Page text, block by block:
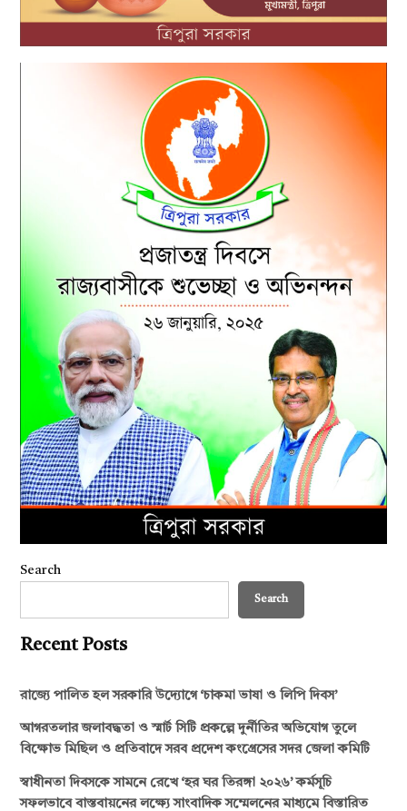
Search
Search
Recent Posts
রাজ্যে পালিত হল সরকারি উদ্যোগে ‘চাকমা ভাষা ও লিপি দিবস’
আগরতলার জলাবদ্ধতা ও স্মার্ট সিটি প্রকল্পে দুর্নীতির অভিযোগ তুলে
বিক্ষোভ মিছিল ও প্রতিবাদে সরব প্রদেশ কংগ্রেসের সদর জেলা কমিটি
স্বাধীনতা দিবসকে সামনে রেখে ‘হর ঘর তিরঙ্গা ২০২৬’ কর্মসূচি
সফলভাবে বাস্তবায়নের লক্ষ্যে সাংবাদিক সম্মেলনের মাধ্যমে বিস্তারিত